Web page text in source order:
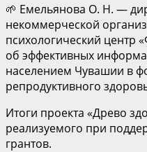
🌱 Емельянова О. Н. —
некоммерческой
психологический центр
об эффективных
населением Чувашии в
репродуктивного
Итоги проекта «Древо
реализуемого при
грантов.